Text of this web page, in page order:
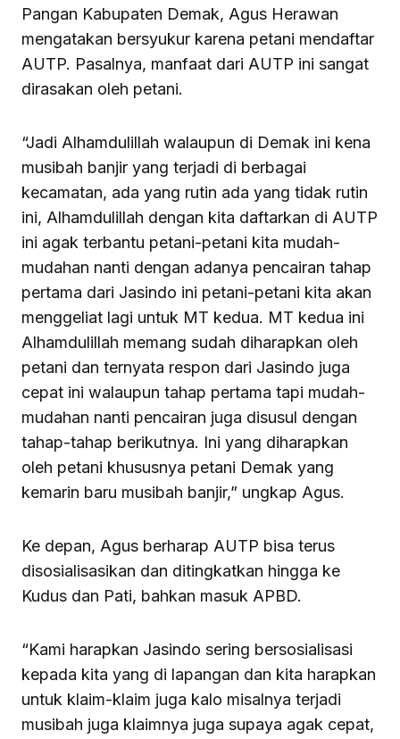
Pangan Kabupaten Demak, Agus Herawan
mengatakan bersyukur karena petani mendaftar
AUTP. Pasalnya, manfaat dari AUTP ini sangat
dirasakan oleh petani.
“Jadi Alhamdulillah walaupun di Demak ini kena
musibah banjir yang terjadi di berbagai
kecamatan, ada yang rutin ada yang tidak rutin
ini, Alhamdulillah dengan kita daftarkan di AUTP
ini agak terbantu petani-petani kita mudah-
mudahan nanti dengan adanya pencairan tahap
pertama dari Jasindo ini petani-petani kita akan
menggeliat lagi untuk MT kedua. MT kedua ini
Alhamdulillah memang sudah diharapkan oleh
petani dan ternyata respon dari Jasindo juga
cepat ini walaupun tahap pertama tapi mudah-
mudahan nanti pencairan juga disusul dengan
tahap-tahap berikutnya. Ini yang diharapkan
oleh petani khususnya petani Demak yang
kemarin baru musibah banjir,” ungkap Agus.
Ke depan, Agus berharap AUTP bisa terus
disosialisasikan dan ditingkatkan hingga ke
Kudus dan Pati, bahkan masuk APBD.
“Kami harapkan Jasindo sering bersosialisasi
kepada kita yang di lapangan dan kita harapkan
untuk klaim-klaim juga kalo misalnya terjadi
musibah juga klaimnya juga supaya agak cepat,